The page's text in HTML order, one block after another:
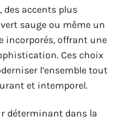
des accents plus
sauge ou même un
incorporés, offrant une
Ces choix
l’ensemble tout
et intemporel.
déterminant dans la